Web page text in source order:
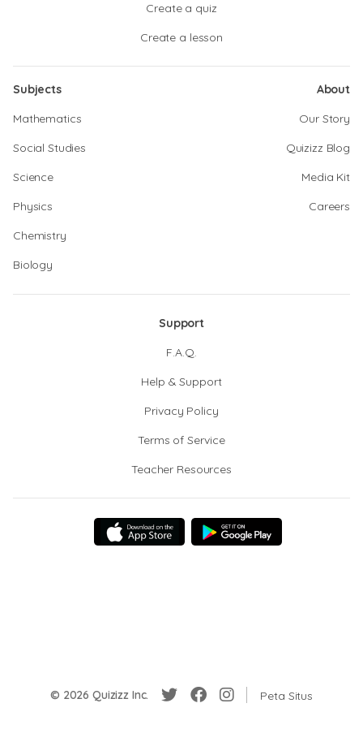
Create a quiz
Create a lesson
Subjects
Mathematics
Social Studies
Science
Physics
Chemistry
Biology
About
Our Story
Quizizz Blog
Media Kit
Careers
Support
F.A.Q.
Help & Support
Privacy Policy
Terms of Service
Teacher Resources
© 2026 Quizizz Inc. Peta Situs